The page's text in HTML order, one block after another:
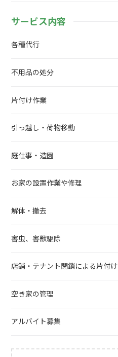
サービス内容
各種代行
不用品の処分
片付け作業
引っ越し・荷物移動
庭仕事・造園
お家の設置作業や修理
解体・撤去
害虫、害獣駆除
店舗・テナント閉鎖による片付け
空き家の管理
アルバイト募集